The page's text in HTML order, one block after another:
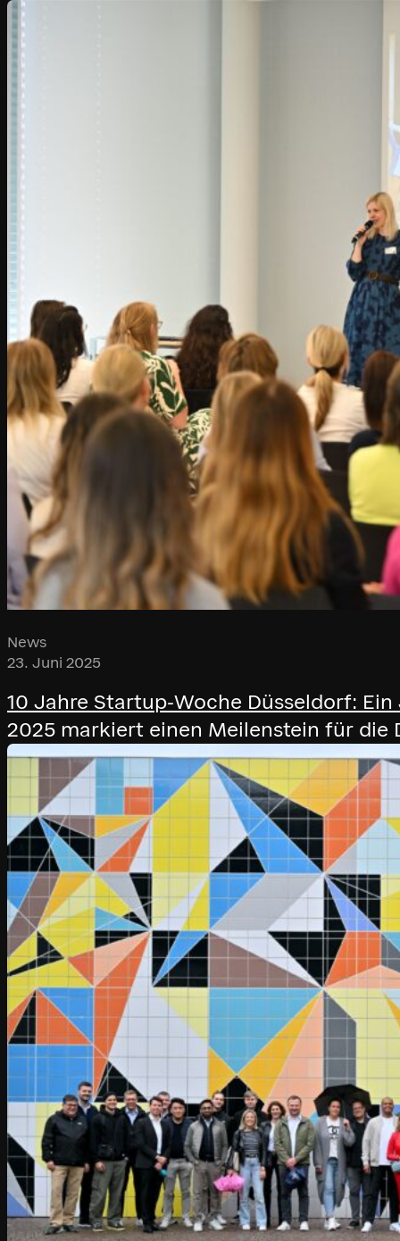
News
23. Juni 2025
10 Jahre Startup-Woche Düsseldorf:
2025 markiert einen Meilenstein für die